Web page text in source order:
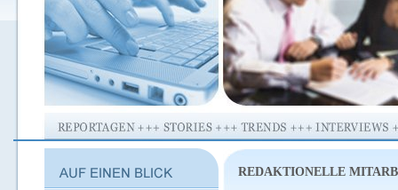
REDAKTIONELLE